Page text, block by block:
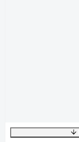
UTF-8303 bytes49